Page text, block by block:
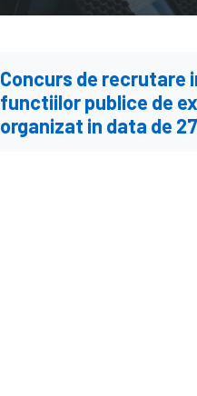
Concurs de recrutare
functiilor publice de
organizat in data de